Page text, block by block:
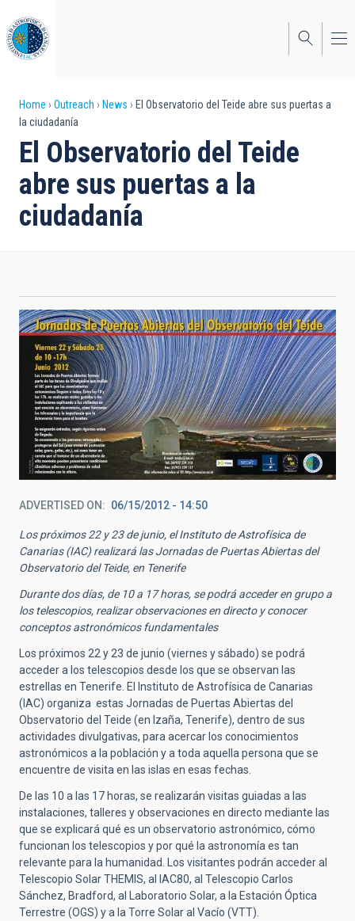
to
main
content
Breadcrumb
Home Outreach News
El Observatorio del Teide abre sus puertas a
la ciudadanía
El Observatorio del Teide
abre sus puertas a la
ciudadanía
ADVERTISED ON 06/15/2012 - 14:50
Los próximos 22 y 23 de junio, el Instituto de Astrofísica de
Canarias (IAC) realizará las Jornadas de Puertas Abiertas del
Observatorio del Teide, en Tenerife
Durante dos días, de 10 a 17 horas, se podrá acceder en grupo a
los telescopios, realizar observaciones en directo y conocer
conceptos astronómicos fundamentales
Los próximos 22 y 23 de junio (viernes y sábado) se podrá
acceder a los telescopios desde los que se observan las
estrellas en Tenerife. El Instituto de Astrofísica de Canarias
(IAC) organiza estas Jornadas de Puertas Abiertas del
Observatorio del Teide (en Izaña, Tenerife), dentro de sus
actividades divulgativas, para acercar los conocimientos
astronómicos a la población y a toda aquella persona que se
encuentre de visita en las islas en esas fechas.
De las 10 a las 17 horas, se realizarán visitas guiadas a las
instalaciones, talleres y observaciones en directo mediante las
que se explicará qué es un observatorio astronómico, cómo
funcionan los telescopios y por qué la astronomía es tan
relevante para la humanidad. Los visitantes podrán acceder al
Telescopio Solar THEMIS, al IAC80, al Telescopio Carlos
Sánchez, Bradford, al Laboratorio Solar, a la Estación Óptica
Terrestre (OGS) y a la Torre Solar al Vacío (VTT).